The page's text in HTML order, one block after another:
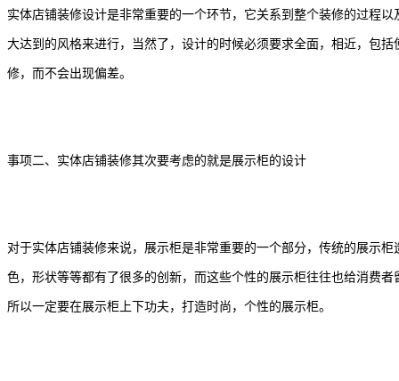
实体店铺装修设计是非常重要的一个环节，它关系到整个装修的过程
大达到的风格来进行，当然了，设计的时候必须要求全面，相近，包
修，而不会出现偏差。
事项二、实体店铺装修其次要考虑的就是展示柜的设计
对于实体店铺装修来说，展示柜是非常重要的一个部分，传统的展示
色，形状等等都有了很多的创新，而这些个性的展示柜往往也给消费
所以一定要在展示柜上下功夫，打造时尚，个性的展示柜。